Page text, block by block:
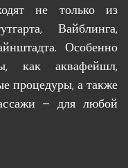
не только из
Вайблинга,
Особенно
как аквафейшл,
процедуры, а также
– для любой